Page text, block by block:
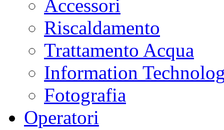
Accessori
Riscaldamento
Trattamento Acqua
Information
Fotografia
Operatori